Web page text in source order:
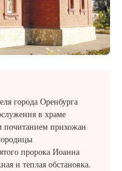
города Оренбурга
в храме
почитанием прихожан
пророка Иоанна
и теплая обстановка.